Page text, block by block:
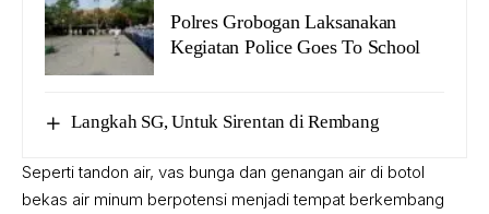
Polres Grobogan Laksanakan
Kegiatan Police Goes To School
Langkah SG, Untuk Sirentan di Rembang
Seperti tandon air, vas bunga dan genangan air di botol
bekas air minum berpotensi menjadi tempat berkembang